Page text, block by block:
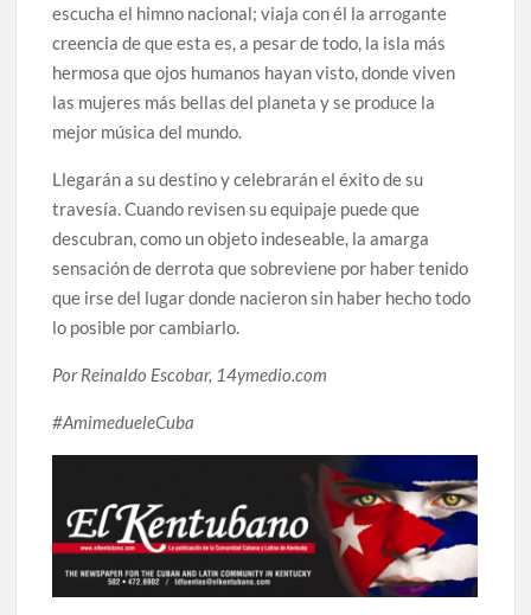
escucha el himno nacional; viaja con él la arrogante
creencia de que esta es, a pesar de todo, la isla más
hermosa que ojos humanos hayan visto, donde viven
las mujeres más bellas del planeta y se produce la
mejor música del mundo.
Llegarán a su destino y celebrarán el éxito de su
travesía. Cuando revisen su equipaje puede que
descubran, como un objeto indeseable, la amarga
sensación de derrota que sobreviene por haber tenido
que irse del lugar donde nacieron sin haber hecho todo
lo posible por cambiarlo.
Por Reinaldo Escobar, 14ymedio.com
#AmimedueleCuba